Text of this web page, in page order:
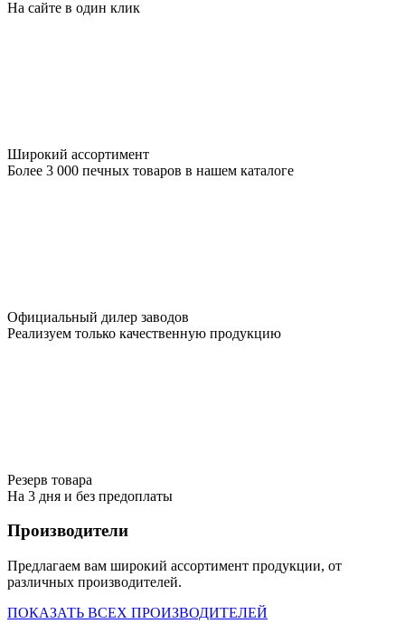
На сайте в один клик
Широкий ассортимент
Более 3 000 печных товаров в нашем каталоге
Официальный дилер заводов
Реализуем только качественную продукцию
Резерв товара
На 3 дня и без предоплаты
Производители
Предлагаем вам широкий ассортимент продукции, от
различных производителей.
ПОКАЗАТЬ ВСЕХ ПРОИЗВОДИТЕЛЕЙ